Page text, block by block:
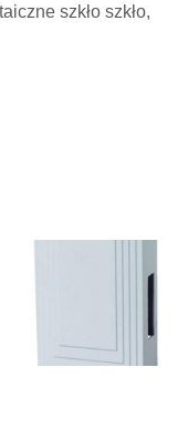
szkło szkło,